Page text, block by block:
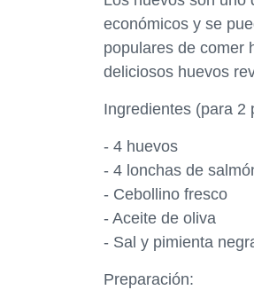
económicos y se
populares de comer
deliciosos huevos
Ingredientes (para 2
- 4 huevos
- 4 lonchas de
- Cebollino fresco
- Aceite de oliva
- Sal y pimienta
Preparación: